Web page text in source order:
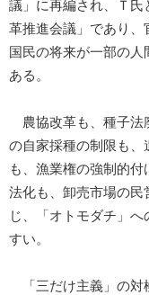
議」に再編され、Ｔ氏
革推進会議」であり、
国民の将来が一部の
ある。
農協改革も、種子法
の自家採種の制限も、
も、漁業権の強制的
法化も、卸売市場の民
じ、「オトモダチ」
すい。
「三だけ主義」の対